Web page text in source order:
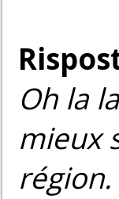
Oh la
mieux